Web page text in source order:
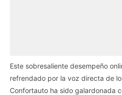
Este sobresaliente desempeño
refrendado por la voz directa de
Confortauto ha sido galardonada